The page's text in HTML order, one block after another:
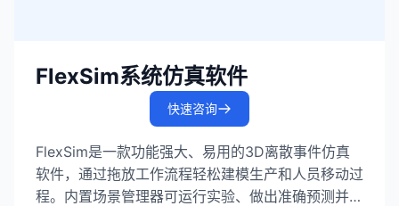
FlexSim系统仿真软件
快速咨询
FlexSim是一款功能强大、易用的3D离散事件仿真
软件，通过拖放工作流程轻松建模生产和人员移动过
程。内置场景管理器可运行实验、做出准确预测并优